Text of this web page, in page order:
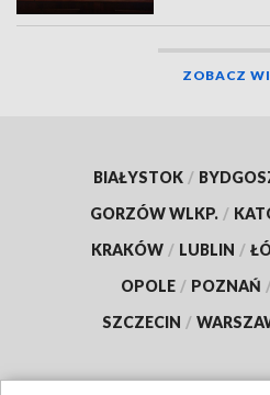
ZOBACZ
BIAŁYSTOK /
GORZÓW WLKP. /
KRAKÓW / LUBLIN /
OPOLE / POZNAŃ
SZCZECIN /